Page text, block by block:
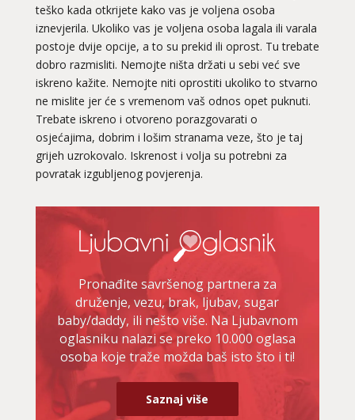
teško kada otkrijete kako vas je voljena osoba
iznevjerila. Ukoliko vas je voljena osoba lagala ili varala
postoje dvije opcije, a to su prekid ili oprost. Tu trebate
dobro razmisliti. Nemojte ništa držati u sebi već sve
iskreno kažite. Nemojte niti oprostiti ukoliko to stvarno
ne mislite jer će s vremenom vaš odnos opet puknuti.
Trebate iskreno i otvoreno porazgovarati o
osjećajima, dobrim i lošim stranama veze, što je taj
grijeh uzrokovalo. Iskrenost i volja su potrebni za
povratak izgubljenog povjerenja.
Pronađite savršenog partnera za
druženje, vezu, brak, ljubav, sugar
baby/daddy, ili nešto više. Na Ljubavnom
oglasniku nalazi se preko 10.000 oglasa
osoba koje traže možda baš isto što i ti!
Saznaj više